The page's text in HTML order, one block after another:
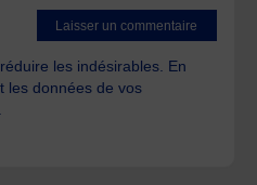
les indésirables. En
les données de vos
.